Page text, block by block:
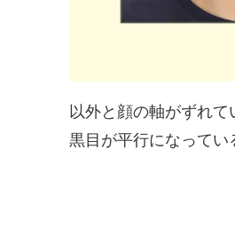
以外と顔の軸がずれて
黒目が平行になってい